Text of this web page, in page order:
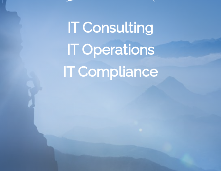
IT Consulting
IT Operations
IT Compliance